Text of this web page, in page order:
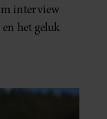
interview
het geluk